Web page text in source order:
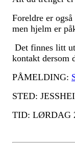
Foreldre er
men hjelm er
Det finnes litt
kontakt dersom
PÅMELDING:
STED:
TID: LØRDAG